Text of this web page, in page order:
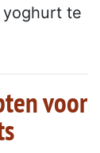
yoghurt te
voor